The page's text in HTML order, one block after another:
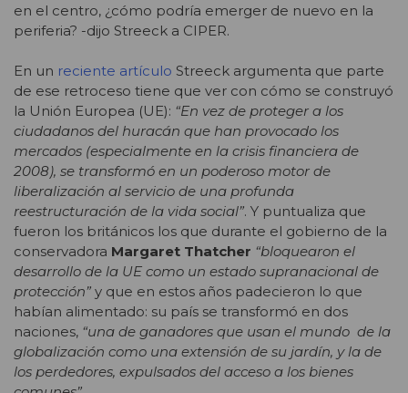
en el centro, ¿cómo podría emerger de nuevo en la
periferia? -dijo Streeck a CIPER.
En un reciente artículo Streeck argumenta que parte
de ese retroceso tiene que ver con cómo se construyó
la Unión Europea (UE): “En vez de proteger a los
ciudadanos del huracán que han provocado los
mercados (especialmente en la crisis financiera de
2008), se transformó en un poderoso motor de
liberalización al servicio de una profunda
reestructuración de la vida social”. Y puntualiza que
fueron los británicos los que durante el gobierno de la
conservadora Margaret Thatcher “bloquearon el
desarrollo de la UE como un estado supranacional de
protección” y que en estos años padecieron lo que
habían alimentado: su país se transformó en dos
naciones, “una de ganadores que usan el mundo de la
globalización como una extensión de su jardín, y la de
los perdedores, expulsados del acceso a los bienes